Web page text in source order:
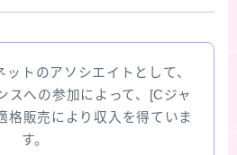
トのアソシエイトとして、
スへの参加によって、[Cジャ
格販売により収入を得ていま
す。